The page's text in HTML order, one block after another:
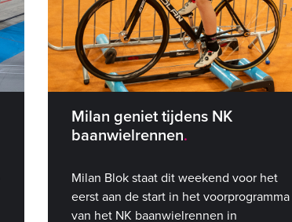
Milan geniet tijdens NK
baanwielrennen
Milan Blok staat dit weekend voor het
eerst aan de start in het voorprogramma
van het NK baanwielrennen in